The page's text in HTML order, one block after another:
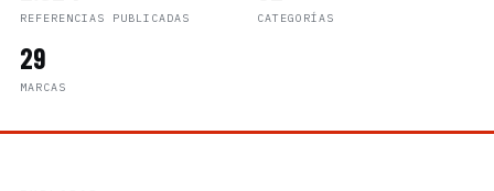
REFERENCIAS PUBLICADAS CATEGORÍAS
29
MARCAS